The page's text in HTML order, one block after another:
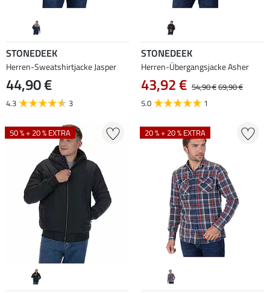
STONEDEEK
Herren-Sweatshirtjacke Jasper
44,90 €
4.3 3
STONEDEEK
Herren-Übergangsjacke Asher
43,92 € 54,90 €69,90 €
5.0
1
50 % + 20 % EXTRA 20 % + 20 % EXTRA